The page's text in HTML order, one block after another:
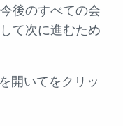
後のすべての会
て次に進むため
開いてをクリッ